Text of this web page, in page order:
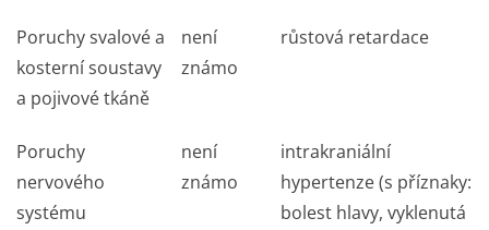
Poruchy svalové a
kosterní soustavy
a pojivové tkáně
není
známo
růstová retardace
Poruchy
nervového
systému
není
známo
intrakraniální
hypertenze (s příznaky:
bolest hlavy, vyklenutá